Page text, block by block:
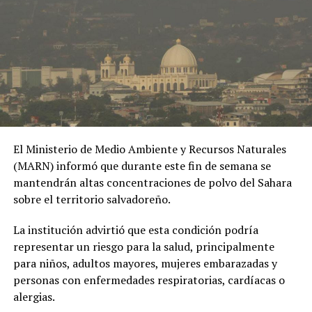
Comparte esto:
Facebook X
Me gusta esto:
Relacionado
El Ministerio de Medio Ambiente y Recursos Naturales
(MARN) informó que durante este fin de semana se
mantendrán altas concentraciones de polvo del Sahara
sobre el territorio salvadoreño.
La institución advirtió que esta condición podría
representar un riesgo para la salud, principalmente
para niños, adultos mayores, mujeres embarazadas y
personas con enfermedades respiratorias, cardíacas o
alergias.